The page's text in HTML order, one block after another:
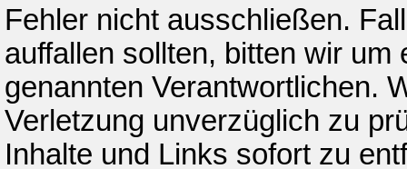
Fehler nicht ausschließen.
auffallen sollten, bitten wir
genannten Verantwortlichen.
Verletzung unverzüglich zu
Inhalte und Links sofort zu